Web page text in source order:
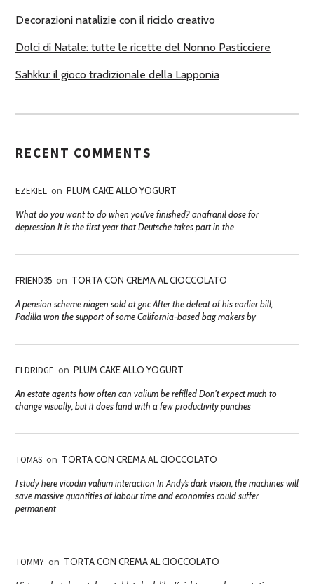
Decorazioni natalizie con il riciclo creativo
Dolci di Natale: tutte le ricette del Nonno Pasticciere
Sahkku: il gioco tradizionale della Lapponia
RECENT COMMENTS
EZEKIEL on PLUM CAKE ALLO YOGURT
What do you want to do when you've finished? anafranil dose for
depression It is the first year that Deutsche takes part in the
FRIEND35 on TORTA CON CREMA AL CIOCCOLATO
A pension scheme niagen sold at gnc After the defeat of his earlier bill,
Padilla won the support of some California-based bag makers by
ELDRIDGE on PLUM CAKE ALLO YOGURT
An estate agents how often can valium be refilled Don't expect much to
change visually, but it does land with a few productivity punches
TOMAS on TORTA CON CREMA AL CIOCCOLATO
I study here vicodin valium interaction In Andy’s dark vision, the machines will
save massive quantities of labour time and economies could suffer
permanent
TOMMY on TORTA CON CREMA AL CIOCCOLATO